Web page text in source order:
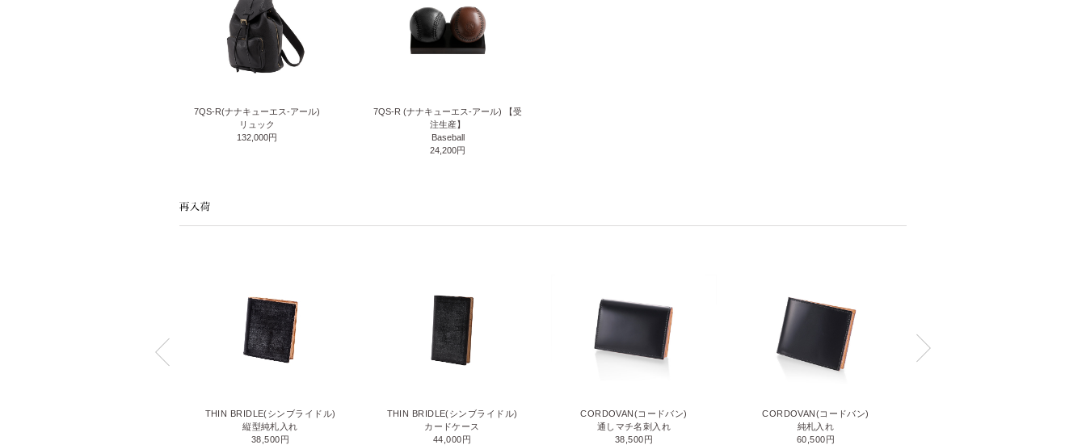
7QS-R(ナナキューエス-アール)
リュック
132,000円
7QS-R (ナナキューエス-アール) 【受
注生産】
Baseball
24,200円
THIN BRIDLE(シンブライドル)
縦型純札入れ
38,500円
THIN BRIDLE(シンブライドル)
カードケース
44,000円
CORDOVAN(コードバン)
通しマチ名刺入れ
38,500円
CORDOVAN(コードバン)
純札入れ
60,500円